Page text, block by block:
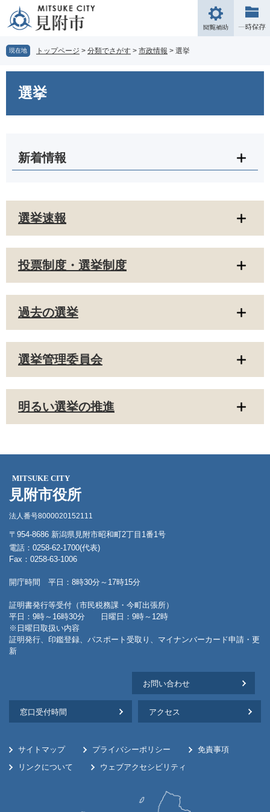
の
先
頭
ー
を
飛
閲
覧
現在地 トップページ > 分類でさがす > 市政情報 > 選挙
選挙
新着情報
選挙速報
投票制度・選挙制度
過去の選挙
選挙管理委員会
明るい選挙の推進
MITSUKE CITY
見附市役所
法人番号8000020152111
〒954-8686 新潟県見附市昭和町2丁目1番1号
電話：0258-62-1700(代表)
Fax：0258-63-1006
開庁時間 平日：8時30分～17時15分
証明書発行等受付（市民税務課・今町出張所）
平日：9時～16時30分 日曜日：9時～12時
※日曜日取扱い内容
証明発行、印鑑登録、パスポート受取り、マイナンバーカード申請・更
新
お問い合わせ
窓口受付時間 アクセス
サイトマップ プライバシーポリシー
免責事項
リンクについて
ウェブアクセシビリティ